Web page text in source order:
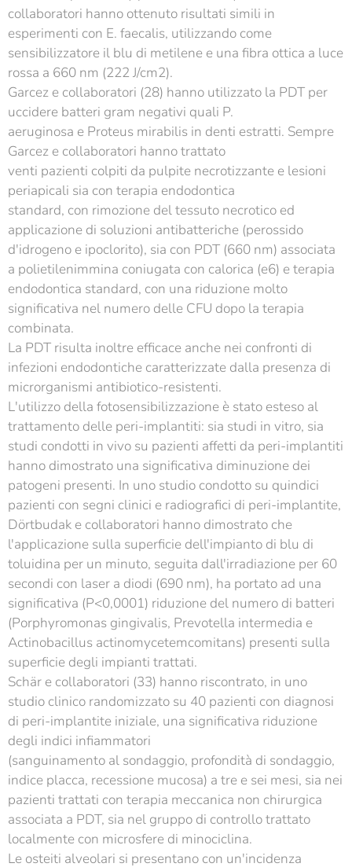
collaboratori hanno ottenuto risultati simili in
esperimenti con E. faecalis, utilizzando come
sensibilizzatore il blu di metilene e una fibra ottica a luce
rossa a 660 nm (222 J/cm2).
Garcez e collaboratori (28) hanno utilizzato la PDT per
uccidere batteri gram negativi quali P.
aeruginosa e Proteus mirabilis in denti estratti. Sempre
Garcez e collaboratori hanno trattato
venti pazienti colpiti da pulpite necrotizzante e lesioni
periapicali sia con terapia endodontica
standard, con rimozione del tessuto necrotico ed
applicazione di soluzioni antibatteriche (perossido
d'idrogeno e ipoclorito), sia con PDT (660 nm) associata
a polietilenimmina coniugata con calorica (e6) e terapia
endodontica standard, con una riduzione molto
significativa nel numero delle CFU dopo la terapia
combinata.
La PDT risulta inoltre efficace anche nei confronti di
infezioni endodontiche caratterizzate dalla presenza di
microrganismi antibiotico-resistenti.
L'utilizzo della fotosensibilizzazione è stato esteso al
trattamento delle peri-implantiti: sia studi in vitro, sia
studi condotti in vivo su pazienti affetti da peri-implantiti
hanno dimostrato una significativa diminuzione dei
patogeni presenti. In uno studio condotto su quindici
pazienti con segni clinici e radiografici di peri-implantite,
Dörtbudak e collaboratori hanno dimostrato che
l'applicazione sulla superficie dell'impianto di blu di
toluidina per un minuto, seguita dall'irradiazione per 60
secondi con laser a diodi (690 nm), ha portato ad una
significativa (P<0,0001) riduzione del numero di batteri
(Porphyromonas gingivalis, Prevotella intermedia e
Actinobacillus actinomycetemcomitans) presenti sulla
superficie degli impianti trattati.
Schär e collaboratori (33) hanno riscontrato, in uno
studio clinico randomizzato su 40 pazienti con diagnosi
di peri-implantite iniziale, una significativa riduzione
degli indici infiammatori
(sanguinamento al sondaggio, profondità di sondaggio,
indice placca, recessione mucosa) a tre e sei mesi, sia nei
pazienti trattati con terapia meccanica non chirurgica
associata a PDT, sia nel gruppo di controllo trattato
localmente con microsfere di minociclina.
Le osteiti alveolari si presentano con un'incidenza